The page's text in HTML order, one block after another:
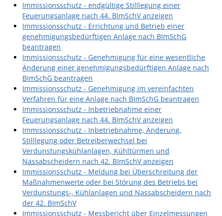
Immissionsschutz - endgültige Stilllegung einer
Feuerungsanlage nach 44. BImSchV anzeigen
Immissionsschutz - Errichtung und Betrieb einer
genehmigungsbedürftigen Anlage nach BImSchG
beantragen
Immissionsschutz - Genehmigung für eine wesentliche
Änderung einer genehmigungsbedürftigen Anlage nach
BImSchG beantragen
Immissionsschutz - Genehmigung im vereinfachten
Verfahren für eine Anlage nach BImSchG beantragen
Immissionsschutz - Inbetriebnahme einer
Feuerungsanlage nach 44. BImSchV anzeigen
Immissionsschutz - Inbetriebnahme, Änderung,
Stilllegung oder Betreiberwechsel bei
Verdunstungskühlanlagen, Kühltürmen und
Nassabscheidern nach 42. BImSchV anzeigen
Immissionsschutz - Meldung bei Überschreitung der
Maßnahmenwerte oder bei Störung des Betriebs bei
Verdunstungs-, Kühlanlagen und Nassabscheidern nach
der 42. BImSchV
Immissionsschutz - Messbericht über Einzelmessungen